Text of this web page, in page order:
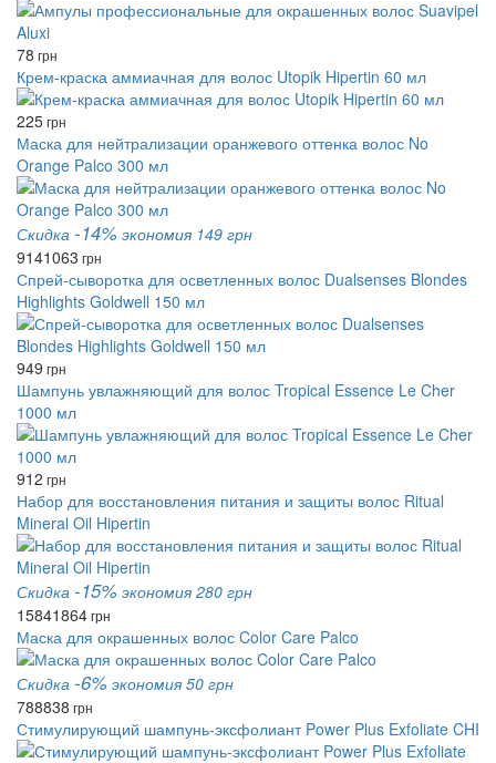
78 грн
Крем-краска аммиачная для волос Utopik Hipertin 60 мл
225грн
Маска для нейтрализации оранжевого оттенка волос No
Orange Palco 300 мл
Скидка -14% экономия 149 грн
9141063 грн
Спрей-сыворотка для осветленных волос Dualsenses Blondes
Highlights Goldwell 150 мл
949 грн
Шампунь увлажняющий для волос Tropical Essence Le Cher
1000 мл
912 грн
Набор для восстановления питания и защиты волос Ritual
Mineral Oil Hipertin
Скидка -15% экономия 280 грн
15841864грн
Маска для окрашенных волос Color Care Palco
Скидка -6% экономия 50 грн
788838 грн
Стимулирующий шампунь-эксфолиант Power Plus Exfoliate CHI